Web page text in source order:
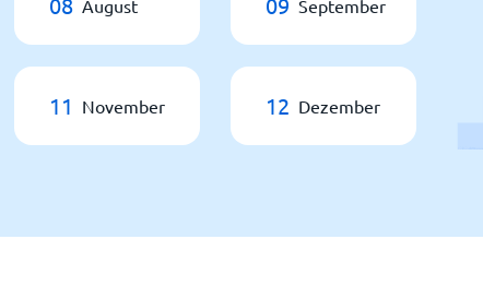
August September
11 November 12 Dezember